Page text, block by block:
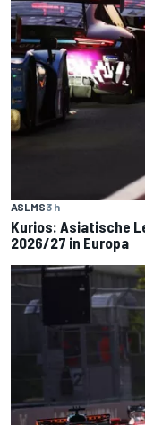
ASLMS3 h
Kurios: Asiatische
2026/27 in Europa